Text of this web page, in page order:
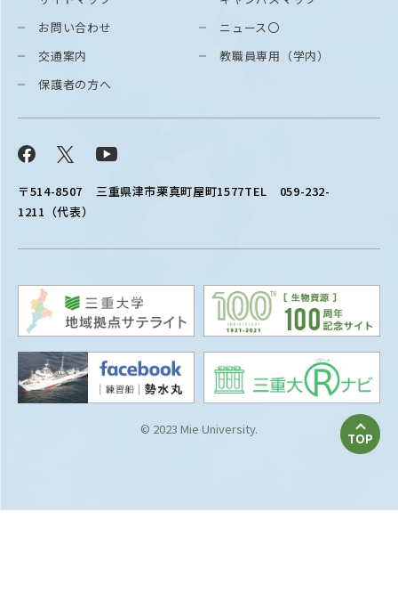
〒514-8507 三重県津市栗真町屋町1577TEL 059-232-
1211（代表）
お問い合わせ
交通案内
保護者の方へ
Facebook
ニュース〇
教職員専用（学内）
© 2023 Mie University.
TOP